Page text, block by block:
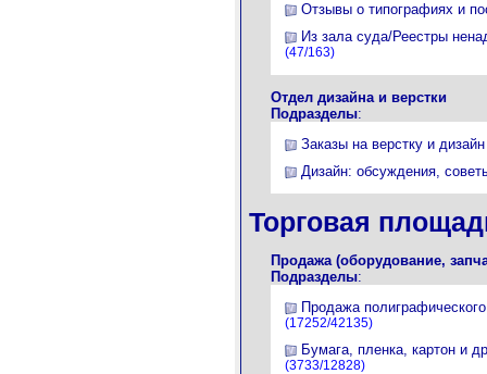
Отзывы о типографиях и
Из зала суда/Реестры
(47/163)
Отдел дизайна и верстки
Подразделы:
Заказы на верстку и дизайн
Дизайн: обсуждения,
Торговая
Продажа (оборудование,
Подразделы:
Продажа
(17252/42135)
Бумага, пленка, картон и
(3733/12828)